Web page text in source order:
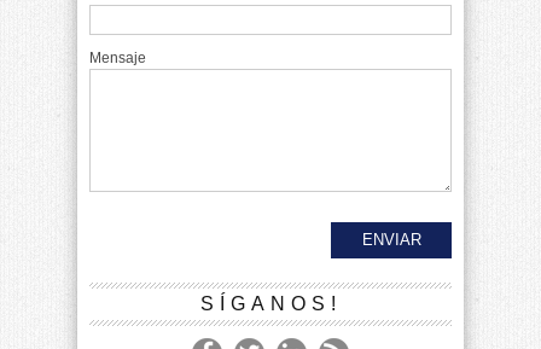
Mensaje
SÍGANOS!